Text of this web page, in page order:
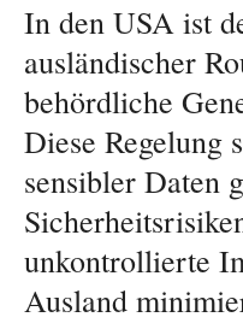
In den USA ist
ausländischer
behördliche
Diese Regelung
sensibler Daten
unkontrollierte
Ausland